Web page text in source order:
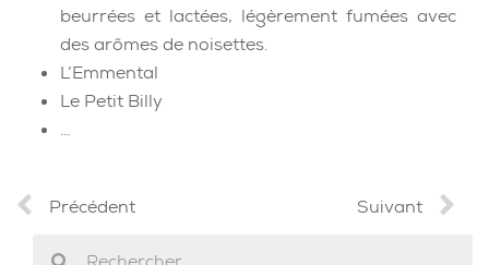
beurrées et lactées, légèrement fumées avec
des arômes de noisettes.
L’Emmental
Le Petit Billy
…
Précédent Suivant